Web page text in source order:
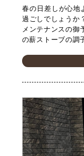
春の日差しが心地
過ごしでしょうか
メンテナンスの御
の薪ストーブの調